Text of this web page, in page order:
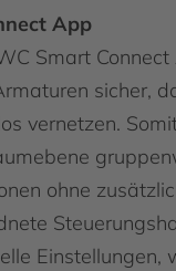
App
Smart
sicher,
vernetzen.
ohne
Einstellungen,